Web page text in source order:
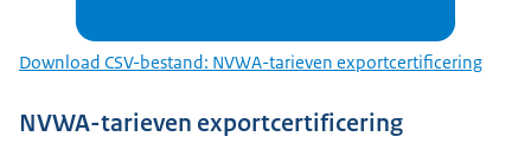
Download CSV-bestand: NVWA-tarieven exportcertificering
NVWA-tarieven exportcertificering